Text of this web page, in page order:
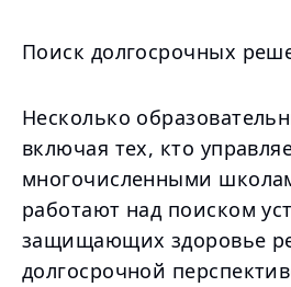
Поиск долгосрочных
Несколько
включая тех, кто
многочисленными
работают над поиском
защищающих здоровье
долгосрочной